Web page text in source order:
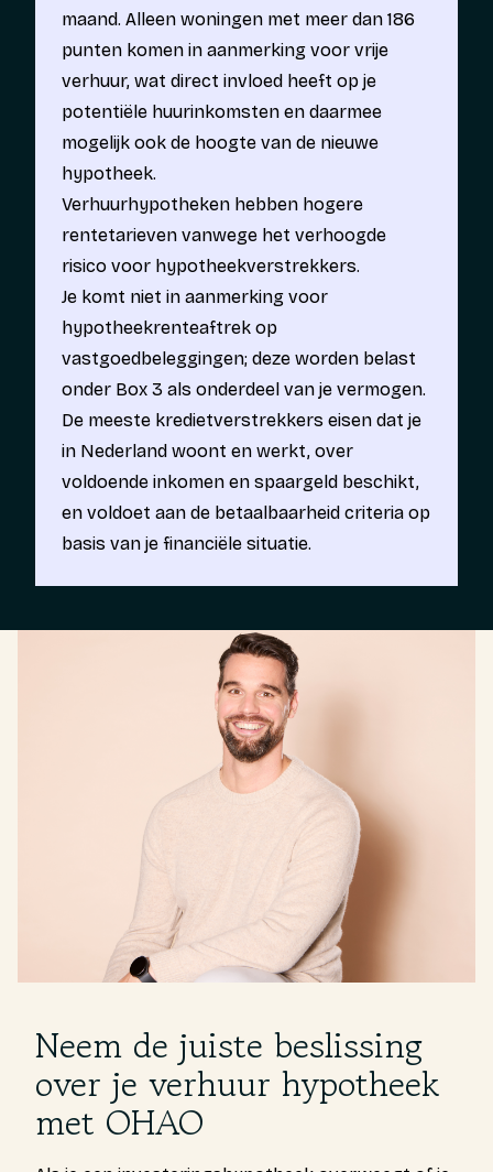
maand. Alleen woningen met meer dan 186
punten komen in aanmerking voor vrije
verhuur, wat direct invloed heeft op je
potentiële huurinkomsten en daarmee
mogelijk ook de hoogte van de nieuwe
hypotheek.
Verhuurhypotheken hebben hogere
rentetarieven vanwege het verhoogde
risico voor hypotheekverstrekkers.
Je komt niet in aanmerking voor
hypotheekrenteaftrek op
vastgoedbeleggingen; deze worden belast
onder Box 3 als onderdeel van je vermogen.
De meeste kredietverstrekkers eisen dat je
in Nederland woont en werkt, over
voldoende inkomen en spaargeld beschikt,
en voldoet aan de betaalbaarheid criteria op
basis van je financiële situatie.
Neem de juiste beslissing
over je verhuur hypotheek
met OHAO